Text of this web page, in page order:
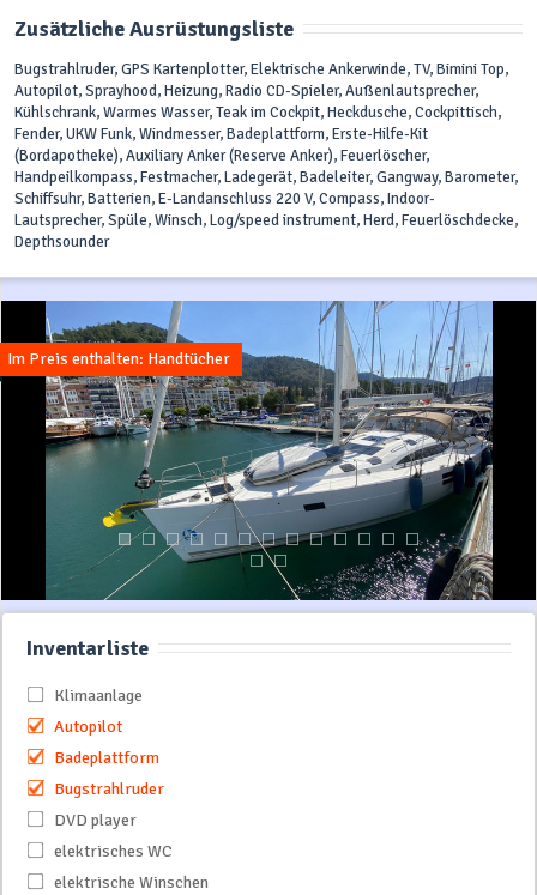
Zusätzliche Ausrüstungsliste
Bugstrahlruder, GPS Kartenplotter, Elektrische Ankerwinde, TV, Bimini Top,
Autopilot, Sprayhood, Heizung, Radio CD-Spieler, Außenlautsprecher,
Kühlschrank, Warmes Wasser, Teak im Cockpit, Heckdusche, Cockpittisch,
Fender, UKW Funk, Windmesser, Badeplattform, Erste-Hilfe-Kit
(Bordapotheke), Auxiliary Anker (Reserve Anker), Feuerlöscher,
Handpeilkompass, Festmacher, Ladegerät, Badeleiter, Gangway, Barometer,
Schiffsuhr, Batterien, E-Landanschluss 220 V, Compass, Indoor-
Lautsprecher, Spüle, Winsch, Log/speed instrument, Herd, Feuerlöschdecke,
Depthsounder
Im Preis enthalten: Handtücher
Inventarliste
Klimaanlage
Autopilot
Badeplattform
Bugstrahlruder
DVD player
elektrisches WC
elektrische Winschen